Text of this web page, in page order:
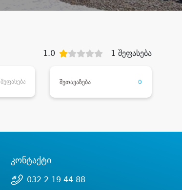
1.0 1 შეფასება
შეფასება შეთავაზება 0
კონტაქტი
032 2 19 44 88